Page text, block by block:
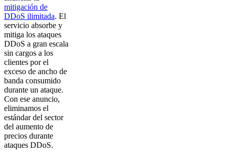
mitigación de
DDoS ilimitada. El
servicio absorbe y
mitiga los ataques
DDoS a gran escala
sin cargos a los
clientes por el
exceso de ancho de
banda consumido
durante un ataque.
Con ese anuncio,
eliminamos el
estándar del sector
del aumento de
precios durante
ataques DDoS.